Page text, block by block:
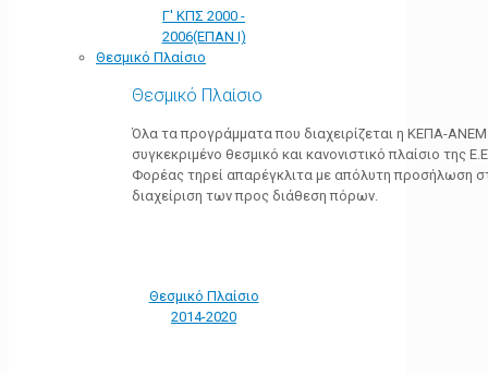
Γ' ΚΠΣ 2000 -
2006(ΕΠΑΝ Ι)
Θεσμικό Πλαίσιο
Θεσμικό Πλαίσιο
Όλα τα προγράμματα που διαχειρίζεται η ΚΕΠΑ-
συγκεκριμένο θεσμικό και κανονιστικό πλαίσιο της
Φορέας τηρεί απαρέγκλιτα με απόλυτη προσήλωση
διαχείριση των προς διάθεση πόρων.
Θεσμικό Πλαίσιο
2014-2020